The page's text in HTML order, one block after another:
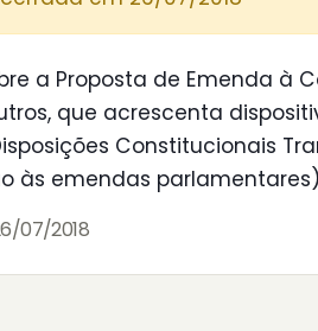
a Proposta de Emenda à
que acrescenta
Constitucionais
às emendas parlamentares)
07/2018